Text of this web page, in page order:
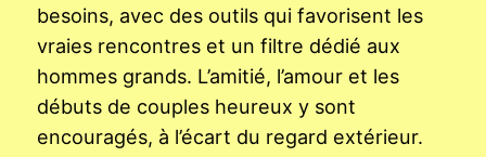
besoins, avec des outils qui favorisent les
vraies rencontres et un filtre dédié aux
hommes grands. L’amitié, l’amour et les
débuts de couples heureux y sont
encouragés, à l’écart du regard extérieur.